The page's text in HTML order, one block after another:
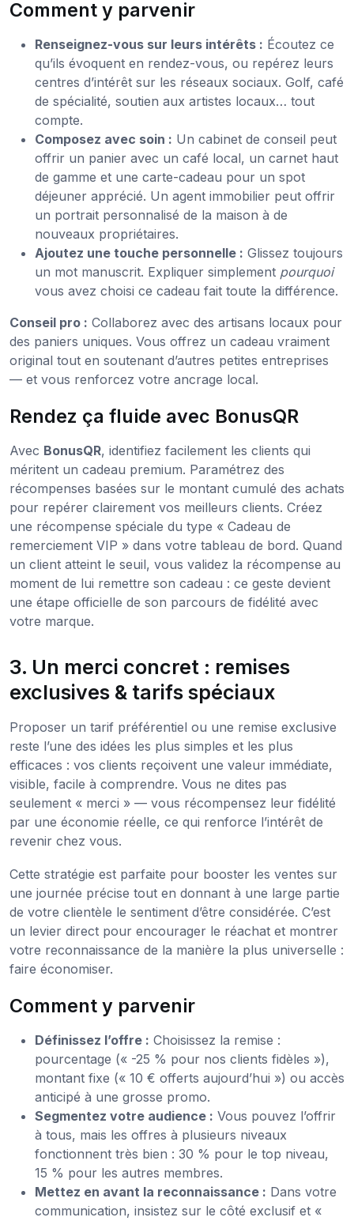
Comment y parvenir
Renseignez-vous sur leurs intérêts : Écoutez ce
qu’ils évoquent en rendez-vous, ou repérez leurs
centres d’intérêt sur les réseaux sociaux. Golf, café
de spécialité, soutien aux artistes locaux… tout
compte.
Composez avec soin : Un cabinet de conseil peut
offrir un panier avec un café local, un carnet haut
de gamme et une carte-cadeau pour un spot
déjeuner apprécié. Un agent immobilier peut offrir
un portrait personnalisé de la maison à de
nouveaux propriétaires.
Ajoutez une touche personnelle : Glissez toujours
un mot manuscrit. Expliquer simplement pourquoi
vous avez choisi ce cadeau fait toute la différence.
Conseil pro : Collaborez avec des artisans locaux pour
des paniers uniques. Vous offrez un cadeau vraiment
original tout en soutenant d’autres petites entreprises
— et vous renforcez votre ancrage local.
Rendez ça fluide avec BonusQR
Avec BonusQR, identifiez facilement les clients qui
méritent un cadeau premium. Paramétrez des
récompenses basées sur le montant cumulé des achats
pour repérer clairement vos meilleurs clients. Créez
une récompense spéciale du type « Cadeau de
remerciement VIP » dans votre tableau de bord. Quand
un client atteint le seuil, vous validez la récompense au
moment de lui remettre son cadeau : ce geste devient
une étape officielle de son parcours de fidélité avec
votre marque.
3. Un merci concret : remises
exclusives & tarifs spéciaux
Proposer un tarif préférentiel ou une remise exclusive
reste l’une des idées les plus simples et les plus
efficaces : vos clients reçoivent une valeur immédiate,
visible, facile à comprendre. Vous ne dites pas
seulement « merci » — vous récompensez leur fidélité
par une économie réelle, ce qui renforce l’intérêt de
revenir chez vous.
Cette stratégie est parfaite pour booster les ventes sur
une journée précise tout en donnant à une large partie
de votre clientèle le sentiment d’être considérée. C’est
un levier direct pour encourager le réachat et montrer
votre reconnaissance de la manière la plus universelle :
faire économiser.
Comment y parvenir
Définissez l’offre : Choisissez la remise :
pourcentage (« -25 % pour nos clients fidèles »),
montant fixe (« 10 € offerts aujourd’hui ») ou accès
anticipé à une grosse promo.
Segmentez votre audience : Vous pouvez l’offrir
à tous, mais les offres à plusieurs niveaux
fonctionnent très bien : 30 % pour le top niveau,
15 % pour les autres membres.
Mettez en avant la reconnaissance : Dans votre
communication, insistez sur le côté exclusif et «